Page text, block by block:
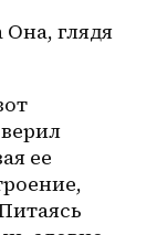
Она, глядя
ее